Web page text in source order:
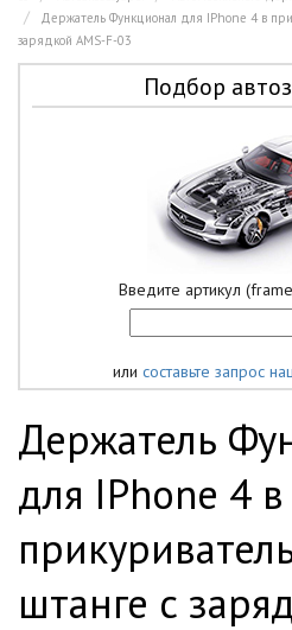
Держатель Функционал для IPhone 4 в
зарядкой AMS-F-03
Подбор
Введите артикул
или составьте запрос
Держатель
для IPhone 4 в
штанге с